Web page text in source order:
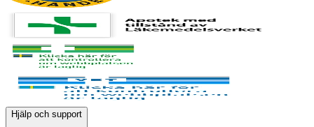
Hjälp och support